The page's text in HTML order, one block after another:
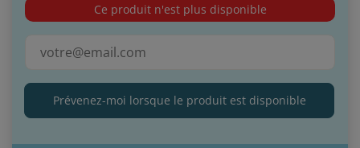
Ce produit n'est plus disponible
Prévenez-moi lorsque le produit est disponible